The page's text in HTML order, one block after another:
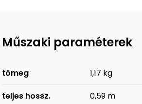
Műszaki paraméterek
tömeg 1,17 kg
teljes hossz. 0,59 m